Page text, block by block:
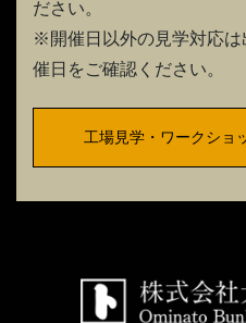
ださい。
※開催日以外の見学対応は
催日をご確認ください。
工場見学・ワークショ